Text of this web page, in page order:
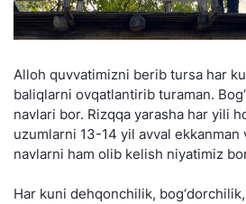
Alloh quvvatimizni berib tursa har
baliqlarni ovqatlantirib turaman.
navlari bor. Rizqqa yarasha har yili
uzumlarni 13-14 yil avval ekkanman
navlarni ham olib kelish niyatimiz
Har kuni dehqonchilik,